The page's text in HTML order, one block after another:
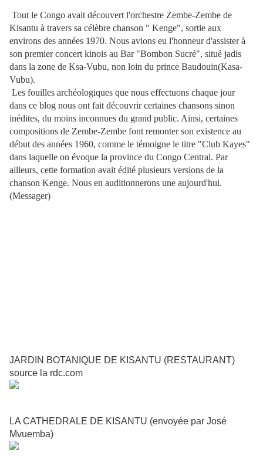
Tout le Congo avait découvert l'orchestre Zembe-Zembe de
Kisantu à travers sa célèbre chanson " Kenge", sortie aux
environs des années 1970. Nous avions eu l'honneur d'assister à
son premier concert kinois au Bar "Bombon Sucré", situé jadis
dans la zone de Ksa-Vubu, non loin du prince Baudouin(Kasa-
Vubu).
Les fouilles archéologiques que nous effectuons chaque jour
dans ce blog nous ont fait découvrir certaines chansons sinon
inédites, du moins inconnues du grand public. Ainsi, certaines
compositions de Zembe-Zembe font remonter son existence au
début des années 1960, comme le témoigne le titre "Club Kayes"
dans laquelle on évoque la province du Congo Central. Par
ailleurs, cette formation avait édité plusieurs versions de la
chanson Kenge. Nous en auditionnerons une aujourd'hui.
(Messager)
JARDIN BOTANIQUE DE KISANTU (RESTAURANT)
source la rdc.com
LA CATHEDRALE DE KISANTU (envoyée par José
Mvuemba)